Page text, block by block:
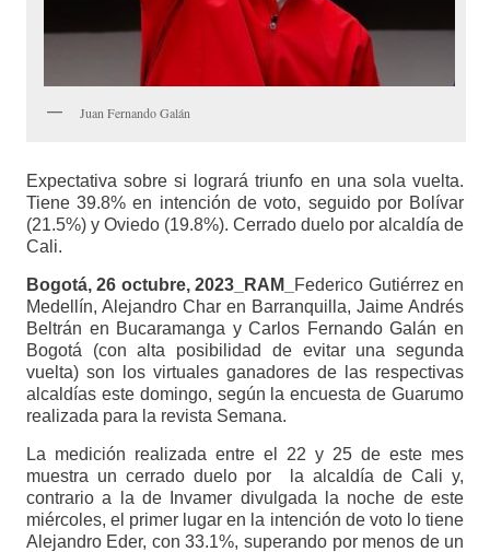
Juan Fernando Galán
Expectativa sobre si logrará triunfo en una sola vuelta.
Tiene 39.8% en intención de voto, seguido por Bolívar
(21.5%) y Oviedo (19.8%). Cerrado duelo por alcaldía de
Cali.
Bogotá, 26 octubre, 2023_RAM_
Federico Gutiérrez en
Medellín, Alejandro Char en Barranquilla, Jaime Andrés
Beltrán en Bucaramanga y Carlos Fernando Galán en
Bogotá (con alta posibilidad de evitar una segunda
vuelta) son los virtuales ganadores de las respectivas
alcaldías este domingo, según la encuesta de Guarumo
realizada para la revista Semana.
La medición realizada entre el 22 y 25 de este mes
muestra un cerrado duelo por la alcaldía de Cali y,
contrario a la de Invamer divulgada la noche de este
miércoles, el primer lugar en la intención de voto lo tiene
Alejandro Eder, con 33.1%, superando por menos de un